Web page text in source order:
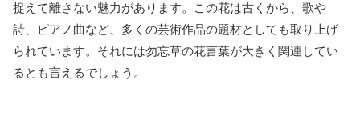
捉えて離さない魅力があります。この花は古くから、歌や
詩、ピアノ曲など、多くの芸術作品の題材としても取り上げ
られています。それには勿忘草の花言葉が大きく関連してい
るとも言えるでしょう。